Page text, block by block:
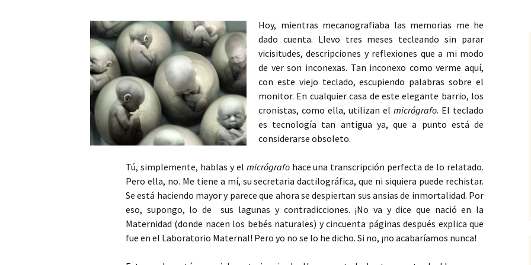
Poesía ética
Versos de viernes
5. La pesadilla
6. Placer
7. El elixir de los dioses
8. En la circunvalación
9. En la Sala de los
Hologramas
10. La compuerta del
firmamento
11. El despertar
12. Noche en blanco
IV. Con Batman, a ciegas
V. En mi silla giratoria
VI. Matrix en la rosaleda
VII. Nefertiti y los
Simpson
VIII. Alba, florecilla
IX. El perro guardián
X. Los zombis
Relatos dudosos
Relatos irónicos
Microrrelato de denuncia
Microrrelatos irónicos
‘El hijo del padre’,
epopeya cainita
Presentación de
‘Mientras el
no’ de Víctor del
La catarsis
Víctor del Árbol en
editoriales
Labios sin banderas
Guerras perdidas
Anaqueles del olvido
Redoble de tambores
Advertencia
Soñar
Veintiún gramos
Demiurgo
Deseo
El ocaso
Encantador de
serpientes
Mi casa sosegada
Rosa negra
Hoy, mientras mecanografiaba las memorias me he
dado cuenta. Llevo tres meses tecleando sin parar
vicisitudes, descripciones y reflexiones que a mi modo
de ver son inconexas. Tan inconexo como verme aquí,
con este viejo teclado, escupiendo palabras sobre el
monitor. En cualquier casa de este elegante barrio, los
cronistas, como ella, utilizan el micrógrafo. El teclado
es tecnología tan antigua ya, que a punto está de
considerarse obsoleto.
Tú, simplemente, hablas y el micrógrafohace una transcripción perfecta de lo relatado.
Pero ella, no. Me tiene a mí, su secretaria dactilográfica, que ni siquiera puede rechistar.
Se está haciendo mayor y parece que ahora se despiertan sus ansias de inmortalidad. Por
eso, supongo, lo de sus lagunas y contradicciones. ¡No va y dice que nació en la
Maternidad (donde nacen los bebés naturales) y cincuenta páginas después explica que
fue en el Laboratorio Maternal! Pero yo no se lo he dicho. Si no, ¡no acabaríamos nunca!